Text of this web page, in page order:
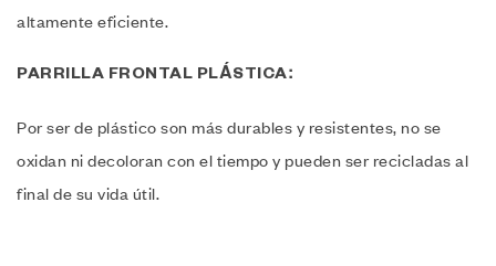
altamente eficiente.
PARRILLA FRONTAL PLÁSTICA:
Por ser de plástico son más durables y resistentes, no se
oxidan ni decoloran con el tiempo y pueden ser recicladas al
final de su vida útil.